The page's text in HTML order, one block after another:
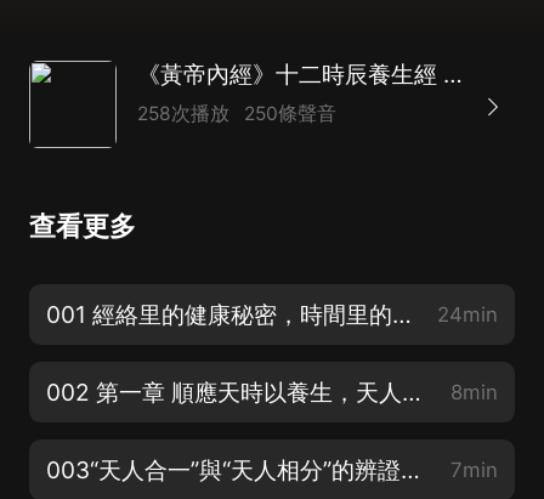
《黃帝內經》十二時辰養生經 | 國學智慧經典 養生之道 健康法門 中醫養生本源
258次播放 250條聲音
查看更多
001 經絡里的健康秘密，時間里的養生要訣 24min
002 第一章 順應天時以養生，天人合一是正道——《黃帝內經》養生總論 8min
003“天人合一”與“天人相分”的辨證養生哲學 7min